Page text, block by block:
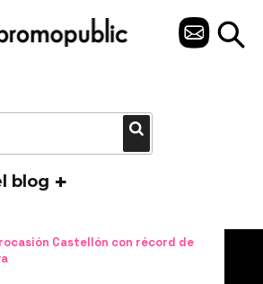
C
blog
Castellón con récord de